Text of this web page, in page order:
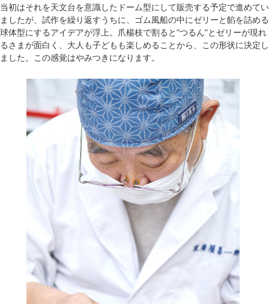
当初はそれを天文台を意識したドーム型にして販売する予定で進めてい
ましたが、試作を繰り返すうちに、ゴム風船の中にゼリーと餡を詰める
球体型にするアイデアが浮上。爪楊枝で割ると“つるん”とゼリーが現れ
るさまが面白く、大人も子どもも楽しめることから、この形状に決定し
ました。この感覚はやみつきになります。